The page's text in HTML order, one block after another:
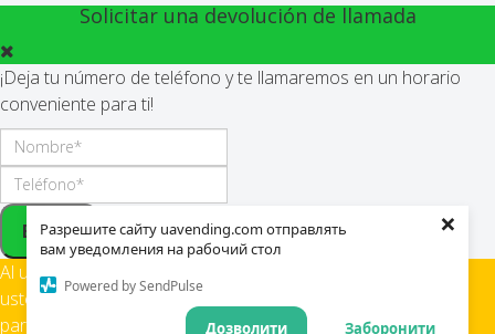
Разрешите сайту uavending.com отправлять
вам уведомления на рабочий стол
Powered by SendPulse
Заборонити
Дозволити
×
Solicitar una devolución de llamada
¡Deja tu número de teléfono y te llamaremos en un horario
conveniente para ti!
Enviar
Al utilizar este sitio,
usted confirma su consentimiento
para el uso de cookies.